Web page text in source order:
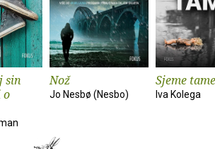
sin
o
Nož
Jo Nesbø (Nesbo)
Sjeme tame
Iva Kolega